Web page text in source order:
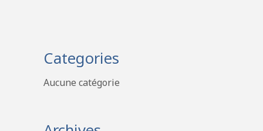
Categories
Aucune catégorie